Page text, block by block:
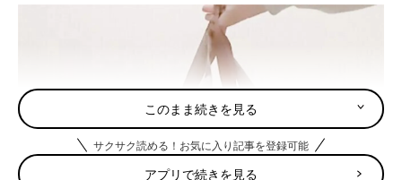
このまま続きを見る
サクサク読める！お気に入り記事を登録可能
アプリで続きを見る